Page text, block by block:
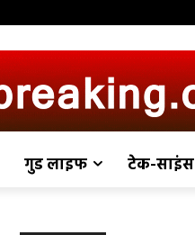
गुड लाइफ टेक-साइंस